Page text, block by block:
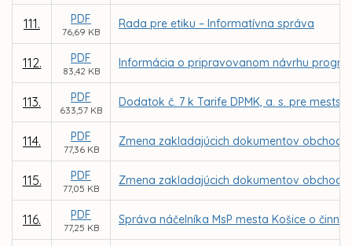
111. PDF
76,69 KB
Rada pre etiku – Informatívna správa
112. PDF
83,42 KB
Informácia o pripravovanom návrhu
113. PDF
633,57 KB
Dodatok č. 7 k Tarife DPMK, a. s. pre
114. PDF
77,36 KB
Zmena zakladajúcich dokumentov
115. PDF
77,05 KB
Zmena zakladajúcich dokumentov
116. PDF
77,25 KB
Správa náčelníka MsP mesta Košice o